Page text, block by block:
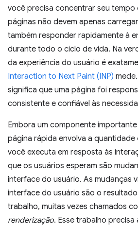
você precisa concentrar seu tempo
páginas não devem apenas
também responder rapidamente à
durante todo o ciclo de vida. Na
da experiência do usuário é
Interaction to Next Paint (INP)
significa que uma página foi
consistente e confiável às
Embora um componente
página rápida envolva a quantidade
você executa em resposta às
que os usuários esperam são
interface do usuário. As mudanças
interface do usuário são o
trabalho, muitas vezes chamados
renderização. Esse trabalho